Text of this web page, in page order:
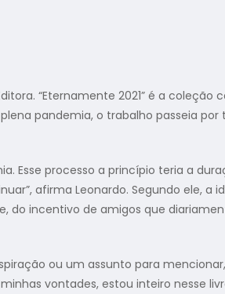
“Eternamente 2021” é a coleção
pandemia, o trabalho passeia
Esse processo a princípio teria a
afirma Leonardo. Segundo ele, a
do incentivo de amigos que
ou um assunto para
vontades, estou inteiro nesse